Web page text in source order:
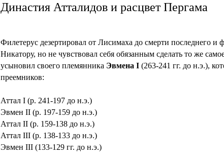
Династия Атталидов и расцвет Пергама
Филетерус дезертировал от Лисимаха до смерти последнего и
Никатору, но не чувствовал себя обязанным сделать то же
усыновил своего племянника Эвмена I (263-241 гг. до н.э.),
преемников:
Аттал I (р. 241-197 до н.э.)
Эвмен II (р. 197-159 до н.э.)
Аттал II (р. 159-138 до н.э.)
Аттал III (р. 138-133 до н.э.)
Эвмен III (133-129 гг. до н.э.)